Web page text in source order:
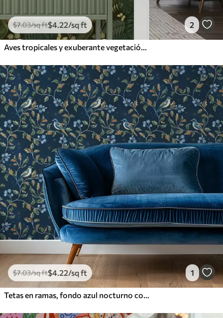
$7.03/sq ft$4.22/sq ft 2
Aves tropicales y exuberante vegetación sobre fondo oscuro de selva
$7.03/sq ft$4.22/sq ft 1
Tetas en ramas, fondo azul nocturno con chispas